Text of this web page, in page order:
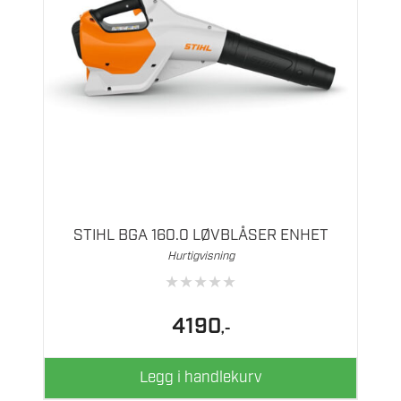
STIHL BGA 160.0 LØVBLÅSER ENHET
Hurtigvisning
★★★★★
4190,-
Legg i handlekurv